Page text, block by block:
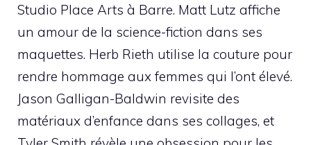
Studio Place Arts à Barre. Matt Lutz affiche
un amour de la science-fiction dans ses
maquettes. Herb Rieth utilise la couture pour
rendre hommage aux femmes qui l’ont élevé.
Jason Galligan-Baldwin revisite des
matériaux d’enfance dans ses collages, et